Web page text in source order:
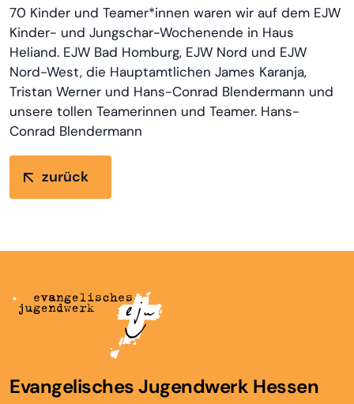
70 Kinder und Teamer*innen waren wir auf dem EJW
Kinder- und Jungschar-Wochenende in Haus
Heliand. EJW Bad Homburg, EJW Nord und EJW
Nord-West, die Hauptamtlichen James Karanja,
Tristan Werner und Hans-Conrad Blendermann und
unsere tollen Teamerinnen und Teamer. Hans-
Conrad Blendermann
zurück
Evangelisches Jugendwerk Hessen